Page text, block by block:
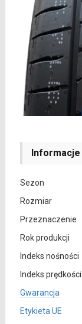
Informacje
Sezon
Rozmiar
Przeznaczenie
Rok produkcji
Indeks nośności
Indeks prędkości
Gwarancja
Etykieta UE